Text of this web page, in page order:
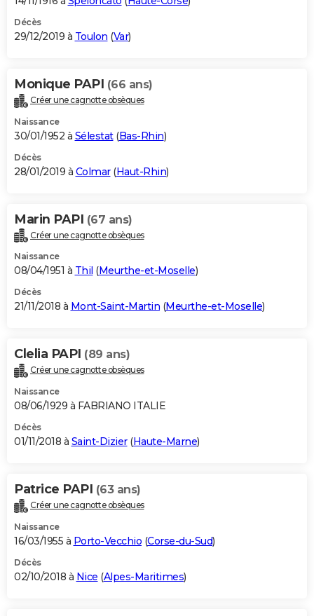
Décès
29/12/2019 à Toulon (Var)
Monique PAPI (66 ans)
Créer une cagnotte obsèques
Naissance
30/01/1952 à Sélestat(Bas-Rhin)
Décès
28/01/2019 à Colmar(Haut-Rhin)
Marin PAPI (67 ans)
Créer une cagnotte obsèques
Naissance
08/04/1951 à Thil (Meurthe-et-Moselle)
Décès
21/11/2018 à Mont-Saint-Martin (Meurthe-et-Moselle)
Clelia PAPI (89 ans)
Créer une cagnotte obsèques
Naissance
08/06/1929 à FABRIANO ITALIE
Décès
01/11/2018 à Saint-Dizier(Haute-Marne)
Patrice PAPI (63 ans)
Créer une cagnotte obsèques
Naissance
16/03/1955 à Porto-Vecchio (Corse-du-Sud)
Décès
02/10/2018 à Nice (Alpes-Maritimes)